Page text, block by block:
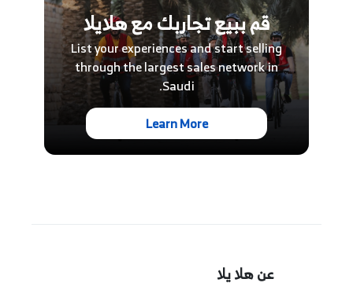
قم ببيع تجاربك مع هلايلا
List your experiences and start selling
through the largest sales network in
Saudi.
Learn More
عن هلا يلا